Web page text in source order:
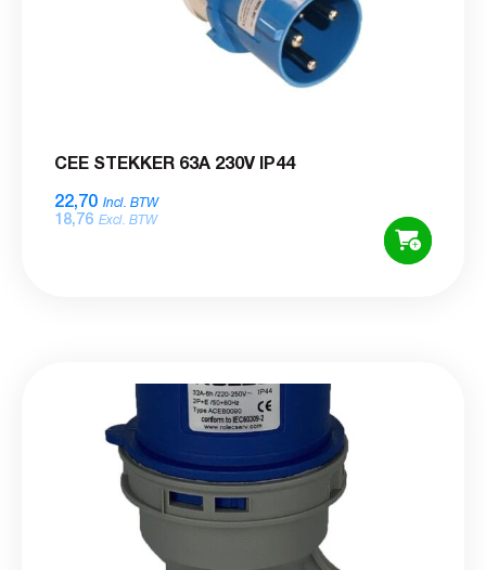
CEE STEKKER 63A 230V IP44
22,70 Incl. BTW
18,76 Excl. BTW